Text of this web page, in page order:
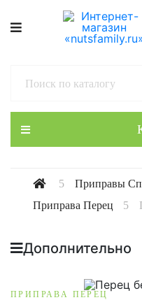
Приправы
Приправа Перец
Дополнительно
ПРИПРАВА ПЕРЕЦ